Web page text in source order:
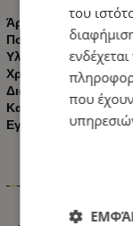
Άρωμα:
γιασεμιού
Ποσότητα: 50 ml
Υλικό: Πλαστικό
Χρώμα: Λευκό /
Διαστάσεις:
Κατασκευαστής: All
Εγκατάσταση:
του
που